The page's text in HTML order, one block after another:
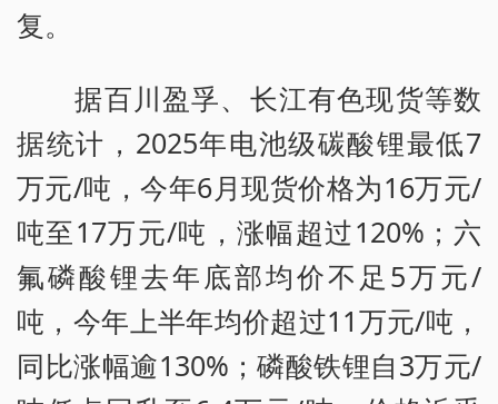
复。
据百川盈孚、长江有色现货等数
据统计，2025年电池级碳酸锂最低7
万元/吨，今年6月现货价格为16万元/
吨至17万元/吨，涨幅超过120%；六
氟磷酸锂去年底部均价不足5万元/
吨，今年上半年均价超过11万元/吨，
同比涨幅逾130%；磷酸铁锂自3万元/